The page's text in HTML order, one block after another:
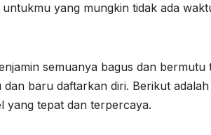
untukmu yang mungkin tidak ada
semuanya bagus dan bermutu
baru daftarkan diri. Berikut
yang tepat dan terpercaya.